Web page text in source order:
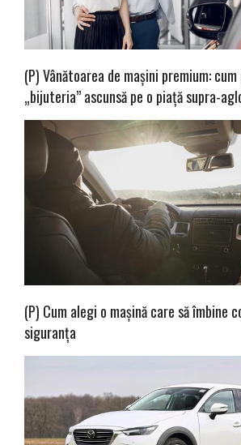
(P) Vânătoarea de mașini premium:
„bijuteria” ascunsă pe o piață supra-
(P) Cum alegi o mașină care să îmbine
siguranța